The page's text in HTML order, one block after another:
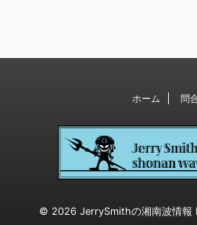
ホーム 問
© 2026 JerrySmithの湘南波情報